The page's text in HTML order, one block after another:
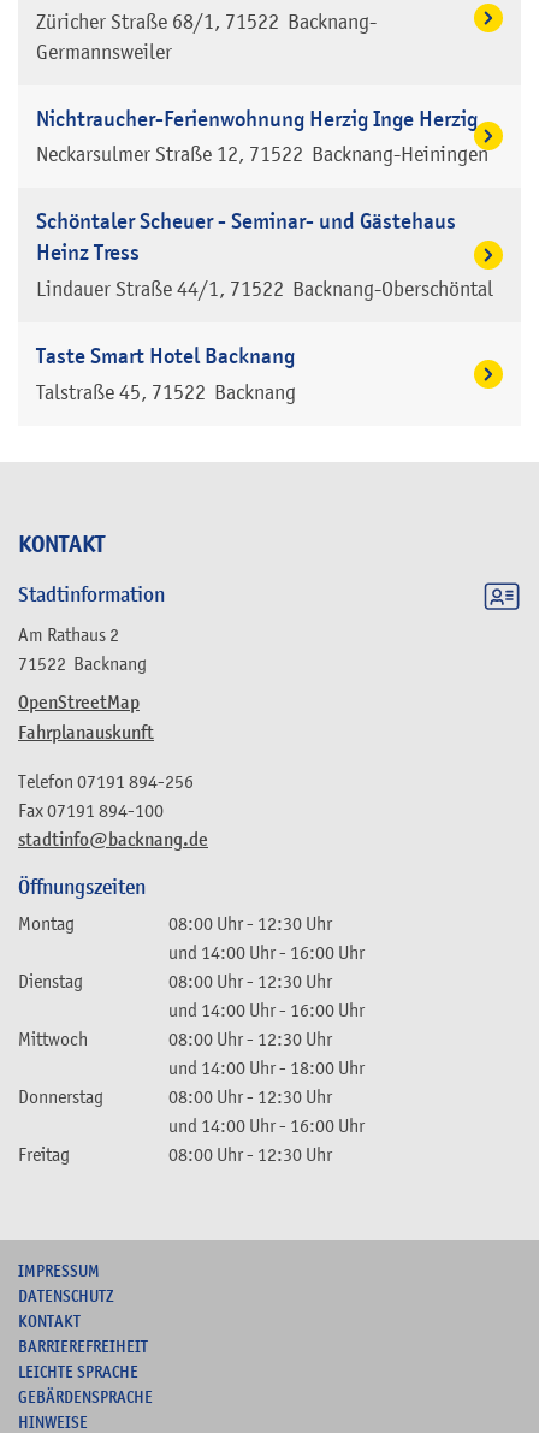
KONTAKT
Stadtinformation
Am Rathaus 2
71522 Backnang
OpenStreetMap
Fahrplanauskunft
stadtinfo@backnang.de
Telefon 07191 894-256
Fax07191 894-100
Öffnungszeiten
Montag 08:00 Uhr- 12:30 Uhr
und 14:00 Uhr- 16:00 Uhr
Dienstag
08:00 Uhr- 12:30 Uhr
und 14:00 Uhr- 16:00 Uhr
Mittwoch
08:00 Uhr- 12:30 Uhr
und 14:00 Uhr- 18:00 Uhr
Donnerstag
08:00 Uhr- 12:30 Uhr
und 14:00 Uhr- 16:00 Uhr
Freitag
08:00 Uhr- 12:30 Uhr
Züricher Straße 68/1 71522 Backnang-
Germannsweiler
Nichtraucher-Ferienwohnung Herzig Inge Herzig
Neckarsulmer Straße 12 71522 Backnang-Heiningen
Schöntaler Scheuer - Seminar- und Gästehaus
Heinz Tress
Lindauer Straße 44/1 71522 Backnang-Oberschöntal
Taste Smart Hotel Backnang
Talstraße 45 71522 Backnang
IMPRESSUM
DATENSCHUTZ
KONTAKT
BARRIEREFREIHEIT
LEICHTE SPRACHE
GEBÄRDENSPRACHE
HINWEISE